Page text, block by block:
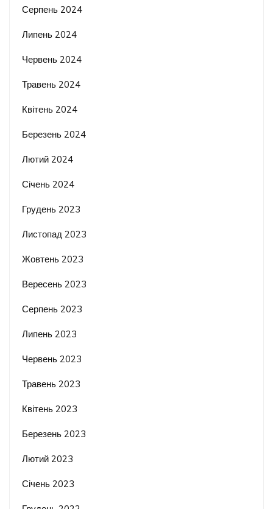
Серпень 2024
Липень 2024
Червень 2024
Травень 2024
Квітень 2024
Березень 2024
Лютий 2024
Січень 2024
Грудень 2023
Листопад 2023
Жовтень 2023
Вересень 2023
Серпень 2023
Липень 2023
Червень 2023
Травень 2023
Квітень 2023
Березень 2023
Лютий 2023
Січень 2023